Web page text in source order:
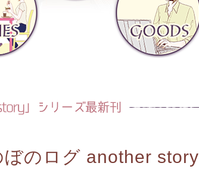
のログ another story